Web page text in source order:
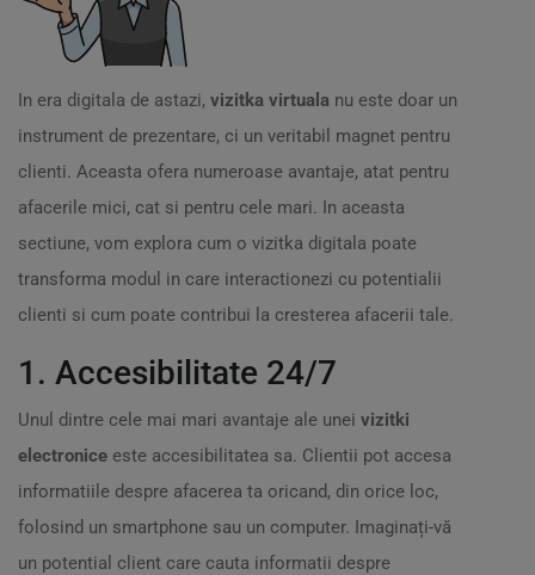
In era digitala de astazi, vizitka virtuala nu este doar un
instrument de prezentare, ci un veritabil magnet pentru
clienti. Aceasta ofera numeroase avantaje, atat pentru
afacerile mici, cat si pentru cele mari. In aceasta
sectiune, vom explora cum o vizitka digitala poate
transforma modul in care interactionezi cu potentialii
clienti si cum poate contribui la cresterea afacerii tale.
1. Accesibilitate 24/7
Unul dintre cele mai mari avantaje ale unei vizitki
electronice este accesibilitatea sa. Clientii pot accesa
informatiile despre afacerea ta oricand, din orice loc,
folosind un smartphone sau un computer. Imaginați-vă
un potential client care cauta informatii despre